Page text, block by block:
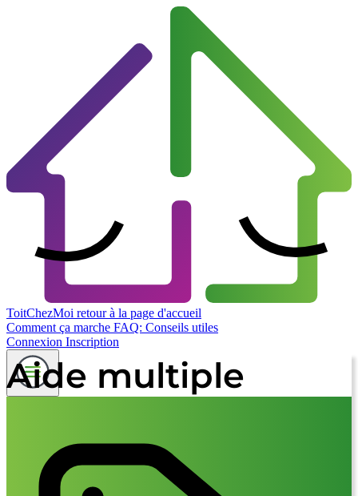
ToitChezMoi retour à la page d'accueil
Comment ça marche FAQ: Conseils utiles
Connexion Inscription
Aide multiple